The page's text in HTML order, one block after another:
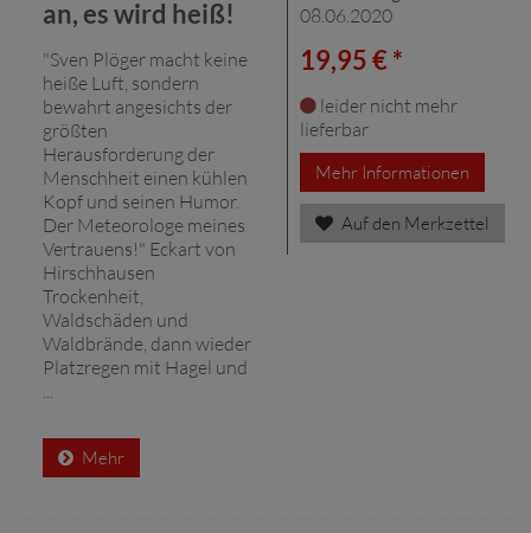
an, es wird heiß!
"Sven Plöger macht keine
heiße Luft, sondern
bewahrt angesichts der
größten
Herausforderung der
Menschheit einen kühlen
Kopf und seinen Humor.
Der Meteorologe meines
Vertrauens!" Eckart von
Hirschhausen
Trockenheit,
Waldschäden und
Waldbrände, dann wieder
Platzregen mit Hagel und
Mehr
08.06.2020
19,95 € *
leider nicht mehr
lieferbar
Mehr Informationen
Auf den Merkzettel